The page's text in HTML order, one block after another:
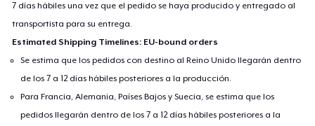
7 días hábiles una vez que el pedido se haya producido y entregado al
transportista para su entrega.
Estimated Shipping Timelines: EU-bound orders
Se estima que los pedidos con destino al Reino Unido llegarán dentro
de los 7 a 12 días hábiles posteriores a la producción.
Para Francia, Alemania, Países Bajos y Suecia, se estima que los
pedidos llegarán dentro de los 7 a 12 días hábiles posteriores a la